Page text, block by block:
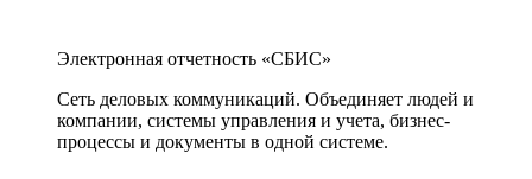
Электронная отчетность «СБИС»
Сеть деловых коммуникаций. Объединяет людей и
компании, системы управления и учета, бизнес-
процессы и документы в одной системе.